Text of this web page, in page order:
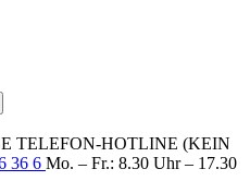
TELEFON-HOTLINE (KEIN
36 6 Mo. – Fr.: 8.30 Uhr – 17.30